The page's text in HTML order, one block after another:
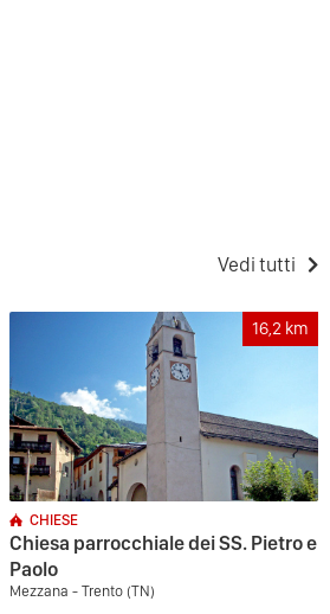
Vedi tutti
16,2 km
CHIESE
Chiesa parrocchiale dei SS. Pietro e
Paolo
Mezzana - Trento (TN)